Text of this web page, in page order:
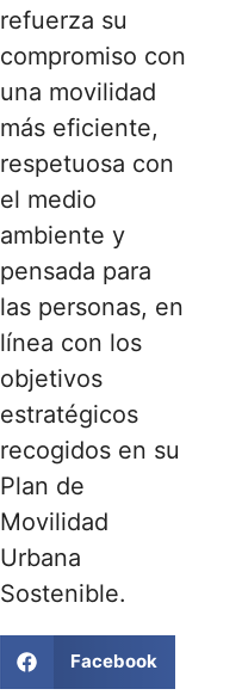
refuerza su
compromiso con
una movilidad
más eficiente,
respetuosa con
el medio
ambiente y
pensada para
las personas, en
línea con los
objetivos
estratégicos
recogidos en su
Plan de
Movilidad
Urbana
Sostenible.
Facebook